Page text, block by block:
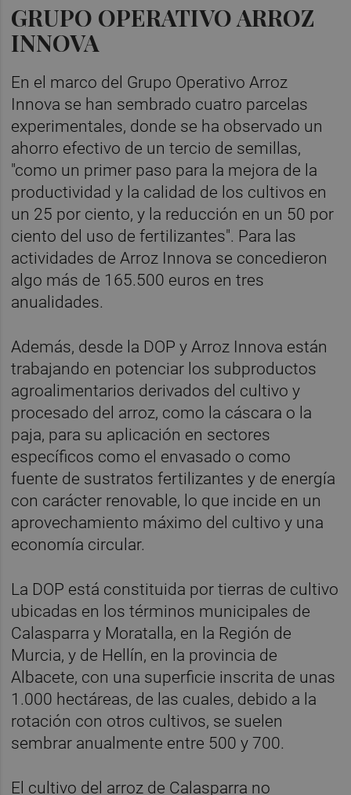
GRUPO OPERATIVO ARROZ
INNOVA
En el marco del Grupo Operativo Arroz
Innova se han sembrado cuatro parcelas
experimentales, donde se ha observado un
ahorro efectivo de un tercio de semillas,
"como un primer paso para la mejora de la
productividad y la calidad de los cultivos en
un 25 por ciento, y la reducción en un 50 por
ciento del uso de fertilizantes". Para las
actividades de Arroz Innova se concedieron
algo más de 165.500 euros en tres
anualidades.
Además, desde la DOP y Arroz Innova están
trabajando en potenciar los subproductos
agroalimentarios derivados del cultivo y
procesado del arroz, como la cáscara o la
paja, para su aplicación en sectores
específicos como el envasado o como
fuente de sustratos fertilizantes y de energía
con carácter renovable, lo que incide en un
aprovechamiento máximo del cultivo y una
economía circular.
La DOP está constituida por tierras de cultivo
ubicadas en los términos municipales de
Calasparra y Moratalla, en la Región de
Murcia, y de Hellín, en la provincia de
Albacete, con una superficie inscrita de unas
1.000 hectáreas, de las cuales, debido a la
rotación con otros cultivos, se suelen
sembrar anualmente entre 500 y 700.
El cultivo del arroz de Calasparra no